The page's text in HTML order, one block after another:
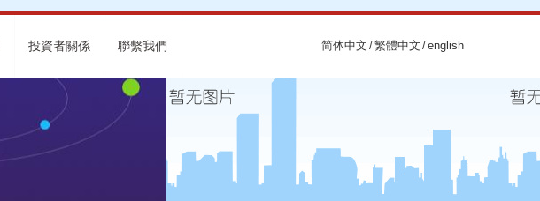
投資者關係 聯繫我們 简体中文 /繁體中文 /english